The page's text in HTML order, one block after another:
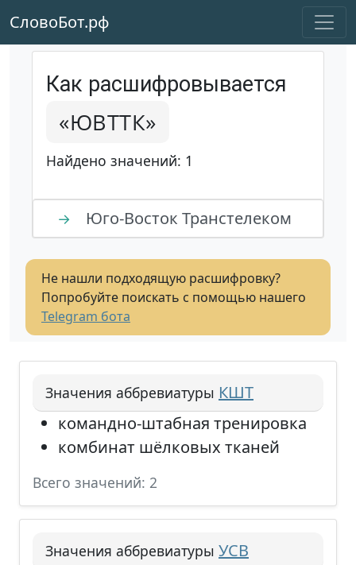
СловоБот.рф
Как расшифровывается
«ЮВТТК»
Найдено значений: 1
→ Юго-Восток Транстелеком
Не нашли подходящую расшифровку?
Попробуйте поискать с помощью нашего
Telegram бота
Значения аббревиатуры КШТ
командно-штабная тренировка
комбинат шёлковых тканей
Всего значений: 2
Значения аббревиатуры УСВ